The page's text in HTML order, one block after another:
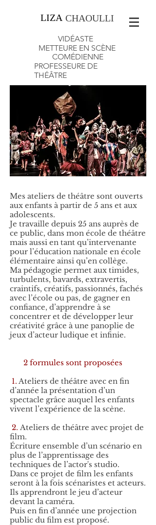
LIZA CHAOULLI
VIDÉASTE
METTEURE EN SCÈNE
COMÉDIENNE
PROFESSEURE DE
THÉÂTRE
Mes ateliers de théâtre sont ouverts
aux enfants à partir de 5 ans et aux
adolescents.
Je travaille depuis 25 ans auprès de
ce public, dans mon école de théâtre
mais aussi en tant qu’intervenante
pour l’éducation nationale en école
élémentaire ainsi qu’en collège.
Ma pédagogie permet aux timides,
turbulents, bavards, extravertis,
craintifs, créatifs, passionnés, fachés
avec l’école ou pas, de gagner en
confiance, d’apprendre à se
concentrer et de développer leur
créativité grâce à une panoplie de
jeux d’acteur ludique et infinie.
2 formules sont proposées
1. Ateliers de théâtre avec en fin
d’année la présentation d’un
spectacle grâce auquel les enfants
vivent l’expérience de la scène.
2. Ateliers de théâtre avec projet de
film.
Écriture ensemble d’un scénario en
plus de l’apprentissage des
techniques de l’actor's studio.
Dans ce projet de film les enfants
seront à la fois scénaristes et acteurs.
Ils apprendront le jeu d’acteur
devant la caméra.
Puis en fin d’année une projection
public du film est proposé.